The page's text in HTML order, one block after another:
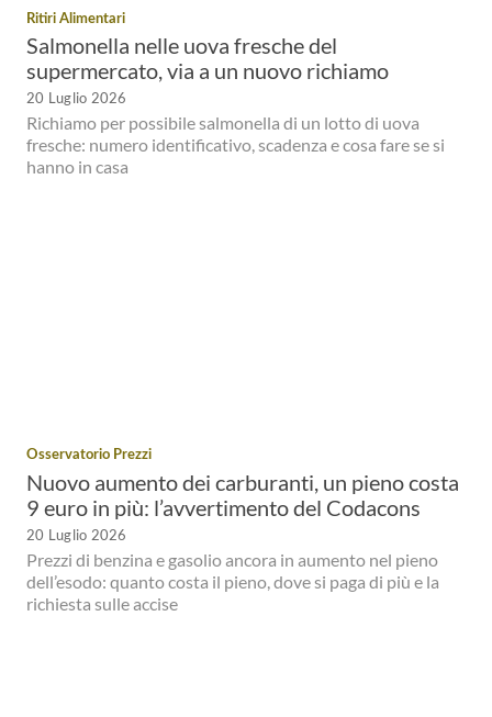
Ritiri Alimentari
Salmonella nelle uova fresche del
supermercato, via a un nuovo richiamo
20 Luglio 2026
Richiamo per possibile salmonella di un lotto di uova
fresche: numero identificativo, scadenza e cosa fare se si
hanno in casa
Osservatorio Prezzi
Nuovo aumento dei carburanti, un pieno costa
9 euro in più: l’avvertimento del Codacons
20 Luglio 2026
Prezzi di benzina e gasolio ancora in aumento nel pieno
dell’esodo: quanto costa il pieno, dove si paga di più e la
richiesta sulle accise